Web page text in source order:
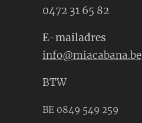
0472 31 65 82
E-mailadres
info@miacabana.be
BTW
BE 0849 549 259